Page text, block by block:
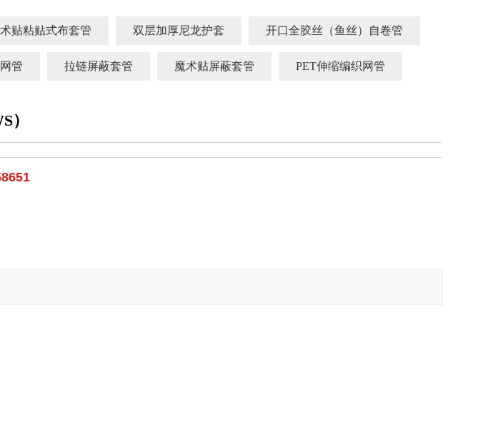
贴粘贴式布套管 双层加厚尼龙护套 开口全胶丝（鱼丝）自卷管
管 拉链屏蔽套管 魔术贴屏蔽套管 PET伸缩编织网管
）